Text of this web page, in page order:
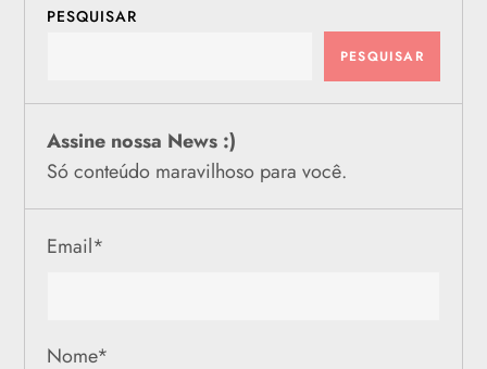
PESQUISAR
PESQUISAR
Assine nossa News :)
Só conteúdo maravilhoso para você.
Email*
Nome*